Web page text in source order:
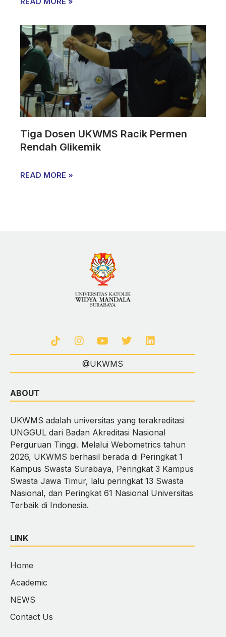
Tiga Dosen UKWMS Racik Permen
Rendah Glikemik
READ MORE »
@UKWMS
ABOUT
UKWMS adalah universitas yang terakreditasi
UNGGUL dari Badan Akreditasi Nasional
Perguruan Tinggi. Melalui Webometrics tahun
2026, UKWMS berhasil berada di Peringkat 1
Kampus Swasta Surabaya, Peringkat 3 Kampus
Swasta Jawa Timur, lalu peringkat 13 Swasta
Nasional, dan Peringkat 61 Nasional Universitas
Terbaik di Indonesia.
LINK
Home
Academic
NEWS
Contact Us